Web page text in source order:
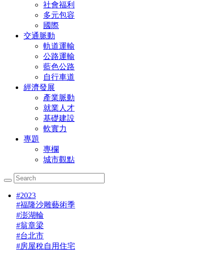
社會福利
多元包容
國際
交通脈動
軌道運輸
公路運輸
藍色公路
自行車道
經濟發展
產業脈動
就業人才
基礎建設
軟實力
專題
專欄
城市觀點
#2023
#福隆沙雕藝術季
#澎湖輪
#翁章梁
#台北市
#房屋稅自用住宅